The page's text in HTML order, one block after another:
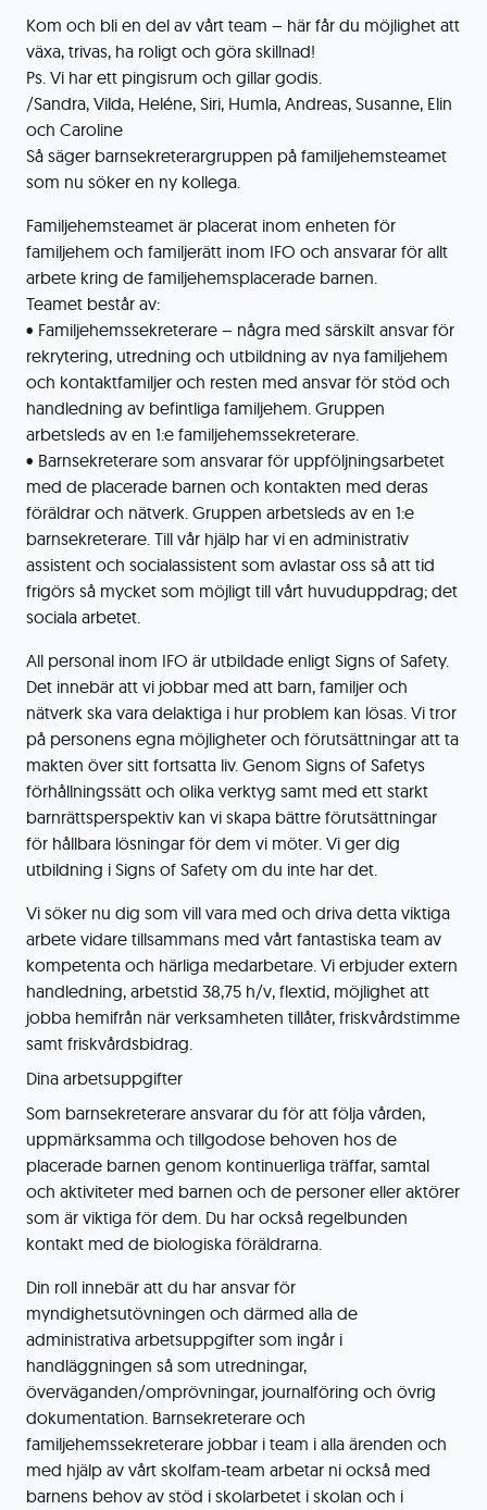
Kom och bli en del av vårt team – här får du möjlighet att
växa, trivas, ha roligt och göra skillnad!
Ps. Vi har ett pingisrum och gillar godis.
/Sandra, Vilda, Heléne, Siri, Humla, Andreas, Susanne, Elin
och Caroline
Så säger barnsekreterargruppen på familjehemsteamet
som nu söker en ny kollega.
Familjehemsteamet är placerat inom enheten för
familjehem och familjerätt inom IFO och ansvarar för allt
arbete kring de familjehemsplacerade barnen.
Teamet består av:
• Familjehemssekreterare – några med särskilt ansvar för
rekrytering, utredning och utbildning av nya familjehem
och kontaktfamiljer och resten med ansvar för stöd och
handledning av befintliga familjehem. Gruppen
arbetsleds av en 1:e familjehemssekreterare.
• Barnsekreterare som ansvarar för uppföljningsarbetet
med de placerade barnen och kontakten med deras
föräldrar och nätverk. Gruppen arbetsleds av en 1:e
barnsekreterare. Till vår hjälp har vi en administrativ
assistent och socialassistent som avlastar oss så att tid
frigörs så mycket som möjligt till vårt huvuduppdrag; det
sociala arbetet.
All personal inom IFO är utbildade enligt Signs of Safety.
Det innebär att vi jobbar med att barn, familjer och
nätverk ska vara delaktiga i hur problem kan lösas. Vi tror
på personens egna möjligheter och förutsättningar att ta
makten över sitt fortsatta liv. Genom Signs of Safetys
förhållningssätt och olika verktyg samt med ett starkt
barnrättsperspektiv kan vi skapa bättre förutsättningar
för hållbara lösningar för dem vi möter. Vi ger dig
utbildning i Signs of Safety om du inte har det.
Vi söker nu dig som vill vara med och driva detta viktiga
arbete vidare tillsammans med vårt fantastiska team av
kompetenta och härliga medarbetare. Vi erbjuder extern
handledning, arbetstid 38,75 h/v, flextid, möjlighet att
jobba hemifrån när verksamheten tillåter, friskvårdstimme
samt friskvårdsbidrag.
Dina arbetsuppgifter
Som barnsekreterare ansvarar du för att följa vården,
uppmärksamma och tillgodose behoven hos de
placerade barnen genom kontinuerliga träffar, samtal
och aktiviteter med barnen och de personer eller aktörer
som är viktiga för dem. Du har också regelbunden
kontakt med de biologiska föräldrarna.
Din roll innebär att du har ansvar för
myndighetsutövningen och därmed alla de
administrativa arbetsuppgifter som ingår i
handläggningen så som utredningar,
överväganden/omprövningar, journalföring och övrig
dokumentation. Barnsekreterare och
familjehemssekreterare jobbar i team i alla ärenden och
med hjälp av vårt skolfam-team arbetar ni också med
barnens behov av stöd i skolarbetet i skolan och i